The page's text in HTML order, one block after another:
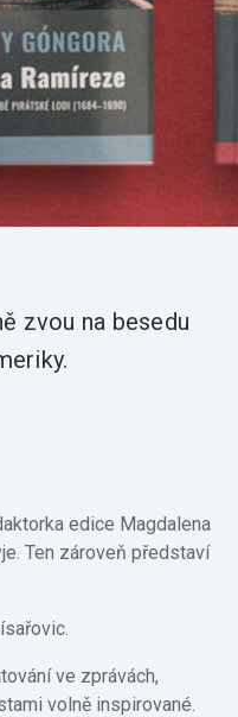
zvou na besedu
edice Magdalena
Ten zároveň představí
ve zprávách,
volně inspirované.